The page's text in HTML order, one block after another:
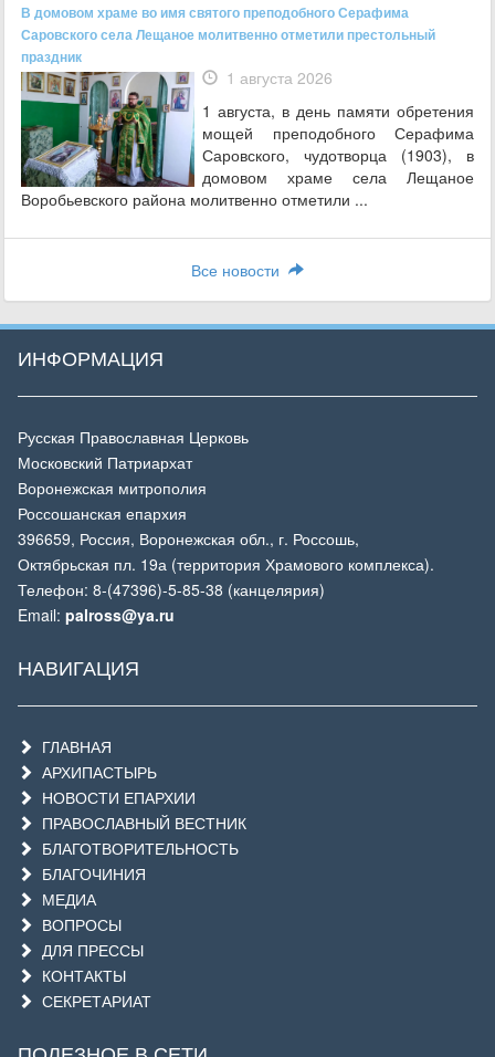
В домовом храме во имя святого преподобного Серафима
Саровского села Лещаное молитвенно отметили престольный
праздник
1 августа 2026
1 августа, в день памяти обретения
мощей преподобного Серафима
Саровского, чудотворца (1903), в
домовом храме села Лещаное
Воробьевского района молитвенно отметили ...
Все новости
ИНФОРМАЦИЯ
Русская Православная Церковь
Московский Патриархат
Воронежская митрополия
Россошанская епархия
396659, Россия, Воронежская обл., г. Россошь,
Октябрьская пл. 19а (территория Храмового комплекса).
Телефон: 8-(47396)-5-85-38 (канцелярия)
Email: palross@ya.ru
НАВИГАЦИЯ
ГЛАВНАЯ
АРХИПАСТЫРЬ
НОВОСТИ ЕПАРХИИ
ПРАВОСЛАВНЫЙ ВЕСТНИК
БЛАГОТВОРИТЕЛЬНОСТЬ
БЛАГОЧИНИЯ
МЕДИА
ВОПРОСЫ
ДЛЯ ПРЕССЫ
КОНТАКТЫ
СЕКРЕТАРИАТ